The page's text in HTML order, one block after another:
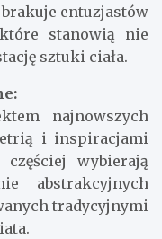
entuzjastów
stanowią nie
sztuki ciała.
najnowszych
i inspiracjami
wybierają
abstrakcyjnych
tradycyjnymi